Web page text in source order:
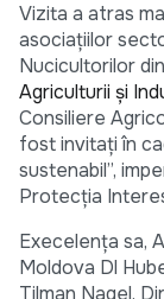
Vizita a atras
asociațiilor
Nucicultorilor
Agriculturii şi
Consiliere
fost invitați în
sustenabil”,
Protecția
Execelența sa,
Moldova Dl
Tilman Nagel,